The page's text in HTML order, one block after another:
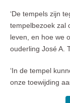
‘De tempels zijn
tempelbezoek zal
leven, en hoe we
ouderling José A.
‘In de tempel
onze toewijding